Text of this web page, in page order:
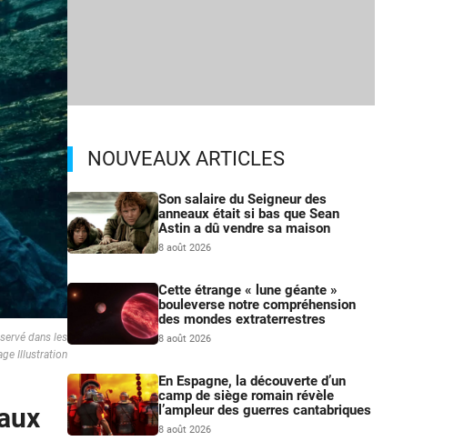
dans les
Illustration
NOUVEAUX ARTICLES
Son salaire du Seigneur des
anneaux était si bas que Sean
Astin a dû vendre sa maison
8 août 2026
Cette étrange « lune géante »
bouleverse notre compréhension
des mondes extraterrestres
8 août 2026
En Espagne, la découverte d’un
camp de siège romain révèle
l’ampleur des guerres cantabriques
8 août 2026